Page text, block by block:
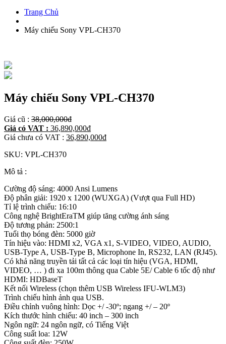
Trang Chủ
Máy chiếu Sony VPL-CH370
Máy chiếu Sony VPL-CH370
Giá cũ : 38,000,000đ
Giá có VAT : 36,890,000đ
Giá chưa có VAT : 36,890,000đ
SKU: VPL-CH370
Mô tả :
Cường độ sáng: 4000 Ansi Lumens
Độ phân giải: 1920 x 1200 (WUXGA) (Vượt qua Full HD)
Tỉ lệ trình chiếu: 16:10
Công nghệ BrightEraTM giúp tăng cường ánh sáng
Độ tương phản: 2500:1
Tuổi thọ bóng đèn: 5000 giờ
Tín hiệu vào: HDMI x2, VGA x1, S-VIDEO, VIDEO, AUDIO,
USB-Type A, USB-Type B, Microphone In, RS232, LAN (RJ45).
Có khả năng truyền tải tất cả các loại tín hiệu (VGA, HDMI,
VIDEO, … ) đi xa 100m thông qua Cable 5E/ Cable 6 tốc độ như
HDMI: HDBaseT
Kết nối Wireless (chọn thêm USB Wireless IFU-WLM3)
Trình chiếu hình ảnh qua USB.
Điều chỉnh vuông hình: Dọc +/ -30º; ngang +/ – 20º
Kích thước hình chiếu: 40 inch – 300 inch
Ngôn ngữ: 24 ngôn ngữ, có Tiếng Việt
Công suất loa: 12W